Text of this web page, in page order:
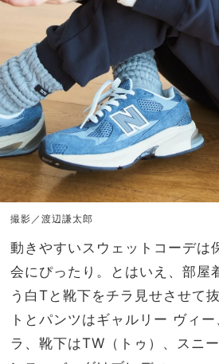
撮影／渡辺謙太郎
動きやすいスウェットコーデは
会にぴったり。とはいえ、部屋
う白Tと靴下をチラ見せさせて
トとパンツはギャルリー ヴィ
ラ、靴下はTW（トゥ）、スニ